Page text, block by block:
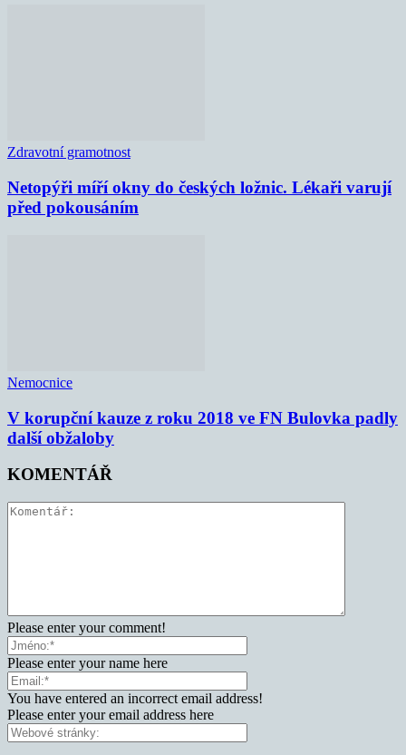
Zdravotní gramotnost
Netopýři míří okny do českých ložnic. Lékaři varují
před pokousáním
Nemocnice
V korupční kauze z roku 2018 ve FN Bulovka padly
další obžaloby
KOMENTÁŘ
Please enter your comment!
Please enter your name here
You have entered an incorrect email address!
Please enter your email address here